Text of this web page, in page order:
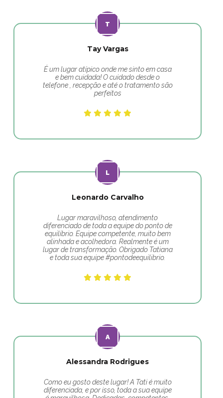
Tay Vargas
É um lugar atípico onde me sinto em casa
e bem cuidada! O cuidado desde o
telefone , recepção e até o tratamento são
perfeitos
Leonardo Carvalho
Lugar maravilhoso, atendimento
diferenciado de toda a equipe do ponto de
equilíbrio. Equipe competente, muito bem
alinhada e acolhedora. Realmente é um
lugar de transformação. Obrigado Tatiana
e toda sua equipe #pontodeequilibrio.
Alessandra Rodrigues
Como eu gosto deste lugar! A Tati é muito
diferenciada, e por isso, toda a sua equipe